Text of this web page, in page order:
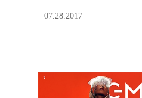
07.28.2017